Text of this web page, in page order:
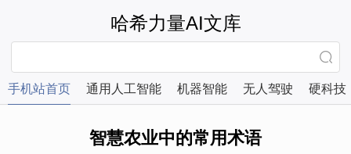
哈希力量AI文库
手机站首页 通用人工智能 机器智能 无人驾驶 硬科技
智慧农业中的常用术语